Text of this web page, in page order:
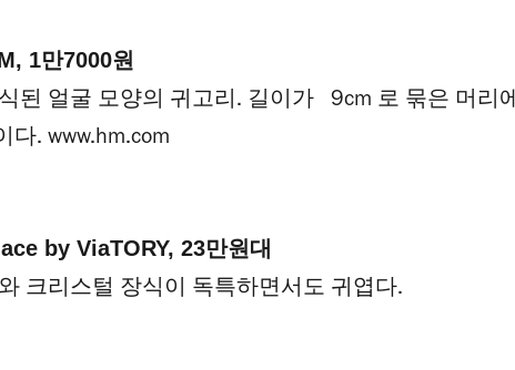
1만7000원
된 얼굴 모양의 귀고리. 길이가 9cm 로 묶은 머리에
다. www.hm.com
by ViaTORY, 23만원대
크리스털 장식이 독특하면서도 귀엽다.